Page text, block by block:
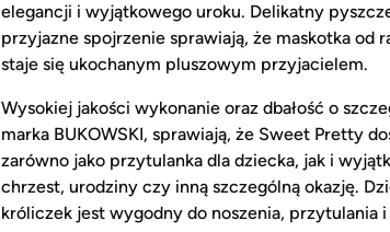
elegancji i wyjątkowego uroku. Delikatny
przyjazne spojrzenie sprawiają, że maskotka od
staje się ukochanym pluszowym przyjacielem.
Wysokiej jakości wykonanie oraz dbałość o
marka BUKOWSKI, sprawiają, że Sweet Pretty
zarówno jako przytulanka dla dziecka, jak i
chrzest, urodziny czy inną szczególną okazję.
króliczek jest wygodny do noszenia, przytulania